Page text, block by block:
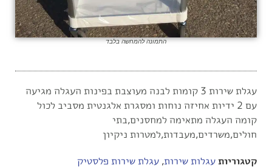
התמונה להמחשה בלבד
עגלת שירות 3 קומות לבנה מעוצבת בפינות העגלה מגיעה
עם 2 ידיות אחיזה נוחות ומסגרת אלגנטית מסביב לכול
קומה העגלה מתאימה למחסנים,בתי
חולים,משרדים,מעבדות,למטרות ניקיון
קטגוריות עגלות שירות, עגלת שירות פלסטיק